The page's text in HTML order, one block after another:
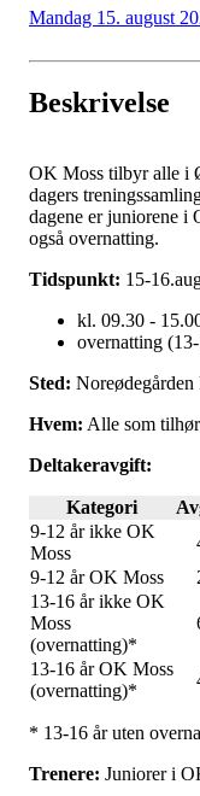
Mandag 15. august
Beskrivelse
OK Moss tilbyr alle i
dagers
dagene er juniorene i
også overnatting.
Tidspunkt: 15-
kl. 09.30 -
overnatting
Sted: Noreødegården
Hvem: Alle som
Deltakeravgift:
Kategori
9-12 år ikke OK
Moss
9-12 år OK Moss
13-16 år ikke OK
Moss
(overnatting)*
13-16 år OK Moss
(overnatting)*
* 13-16 år uten
Trenere: Juniorer i